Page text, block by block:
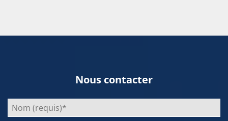
Nous contacter